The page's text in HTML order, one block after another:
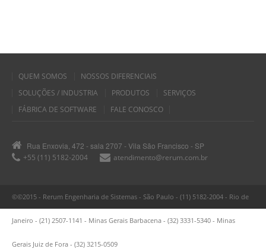
QUEM SOMOS
NOSSOS DIFERENCIAIS
SOLUÇÕES / INDUSTRIA
PRODUTOS
SERVIÇOS
FÁBRICA DE SOFTWARE
FALE CONOSCO
Rua Enxovia, 472 - sala 2707 - Vila São Francisco - SP
+55 (11) 5182-2004
atendimento@rerum.com.br
©©2015 - Rerum Engenharia de Sistemas - São Paulo - (11) 5182-2004 - Rio de
Janeiro - (21) 2507-1141 - Minas Gerais Barbacena - (32) 3331-5340 - Minas
Gerais Juiz de Fora - (32) 3215-0509